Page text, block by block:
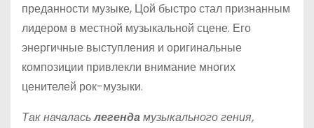
преданности музыке, Цой быстро стал признанным
лидером в местной музыкальной сцене. Его
энергичные выступления и оригинальные
композиции привлекли внимание многих
ценителей рок-музыки.
Так началасьлегендамузыкального гения,